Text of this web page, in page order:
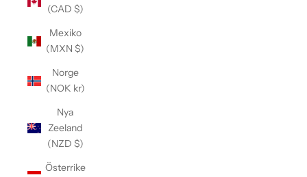
(CAD $)
Mexiko
(MXN $)
Norge
(NOK kr)
Nya
Zeeland
(NZD $)
Österrike